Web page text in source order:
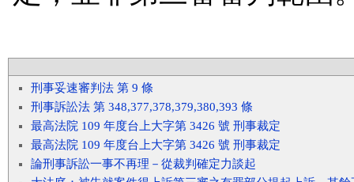
刑事妥速審判法 第 9 條
刑事訴訟法 第 348,377,378,379,380,393 條
最高法院 109 年度台上大字第 3426 號 刑事裁定
最高法院 109 年度台上大字第 3426 號 刑事裁定
論刑事訴訟一事不再理－從裁判確定力談起